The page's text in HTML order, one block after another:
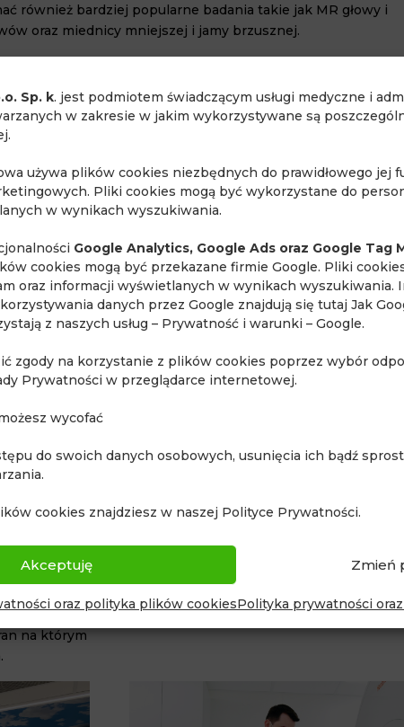
Sp. k. jest podmiotem świadczącym usługi medyczne i
w zakresie w jakim wykorzystywane są
używa plików cookies niezbędnych do prawidłowego jej
Pliki cookies mogą być wykorzystane do
w wynikach wyszukiwania.
Google Analytics, Google Ads oraz Google Tag
cookies mogą być przekazane firmie Google. Pliki
oraz informacji wyświetlanych w wynikach wyszukiwania.
danych przez Google znajdują się tutaj Jak
z naszych usług – Prywatność i warunki – Google.
zgody na korzystanie z plików cookies poprzez wybór
Prywatności w przeglądarce internetowej.
wycofać
do swoich danych osobowych, usunięcia ich bądź
cookies znajdziesz w naszej Polityce Prywatności.
Akceptuję Zmień
oraz polityka plików cookiesPolityka prywatności
również bardziej popularne badania takie jak MR głowy i
oraz miednicy mniejszej i jamy brzusznej.
magnetycznego
w
na którym